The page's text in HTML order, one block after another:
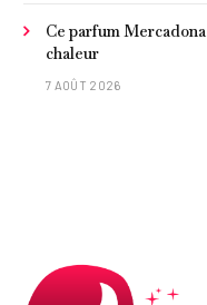
Ce parfum
chaleur
7 AOÛT 2026